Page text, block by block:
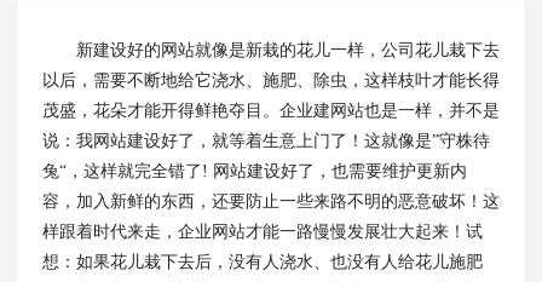
新建设好的网站就像是新栽的花儿一样，公司花儿栽下去
以后，需要不断地给它浇水、施肥、除虫，这样枝叶才能长得
茂盛，花朵才能开得鲜艳夺目。企业建网站也是一样，并不是
说：我网站建设好了，就等着生意上门了！这就像是”守株待
兔“，这样就完全错了! 网站建设好了，也需要维护更新内
容，加入新鲜的东西，还要防止一些来路不明的恶意破坏！这
样跟着时代来走，企业网站才能一路慢慢发展壮大起来！试
想：如果花儿栽下去后，没有人浇水、也没有人给花儿施肥